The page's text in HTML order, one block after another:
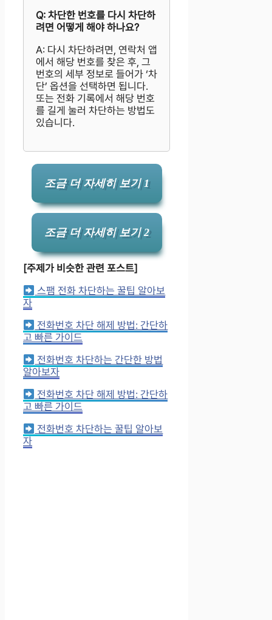
Q: 차단한 번호를 다시 차단하
려면 어떻게 해야 하나요?
A: 다시 차단하려면, 연락처 앱
에서 해당 번호를 찾은 후, 그
번호의 세부 정보로 들어가 ‘차
단’ 옵션을 선택하면 됩니다.
또는 전화 기록에서 해당 번호
를 길게 눌러 차단하는 방법도
있습니다.
조금 더 자세히 보기 1
조금 더 자세히 보기 2
[주제가 비슷한 관련 포스트]
스팸 전화 차단하는 꿀팁 알아보
자
전화번호 차단 해제 방법: 간단하
고 빠른 가이드
전화번호 차단하는 간단한 방법
알아보자
전화번호 차단 해제 방법: 간단하
고 빠른 가이드
전화번호 차단하는 꿀팁 알아보
자